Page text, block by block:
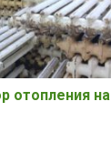
отопления на